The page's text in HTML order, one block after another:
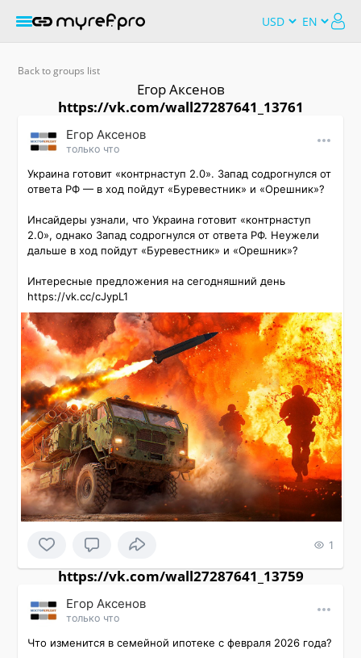
Back to groups list
Εгор Αксенов
https://vk.com/wall27287641_13761
Εгор Αксенов
только что
Украина готовит «контрнаступ 2.0». Запад содрогнулся от
ответа РФ — в ход пойдут «Буревестник» и «Орешник»?
Инсайдеры узнали, что Украина готовит «контрнаступ
2.0», однако Запад содрогнулся от ответа РФ. Неужели
дальше в ход пойдут «Буревестник» и «Орешник»?
Интересные предложения на сегодняшний день
https://vk.cc/cJypL1
1
https://vk.com/wall27287641_13759
Εгор Αксенов
только что
Что изменится в семейной ипотеке с февраля 2026 года?